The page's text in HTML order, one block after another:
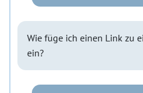
Wie füge ich einen Link zu
ein?